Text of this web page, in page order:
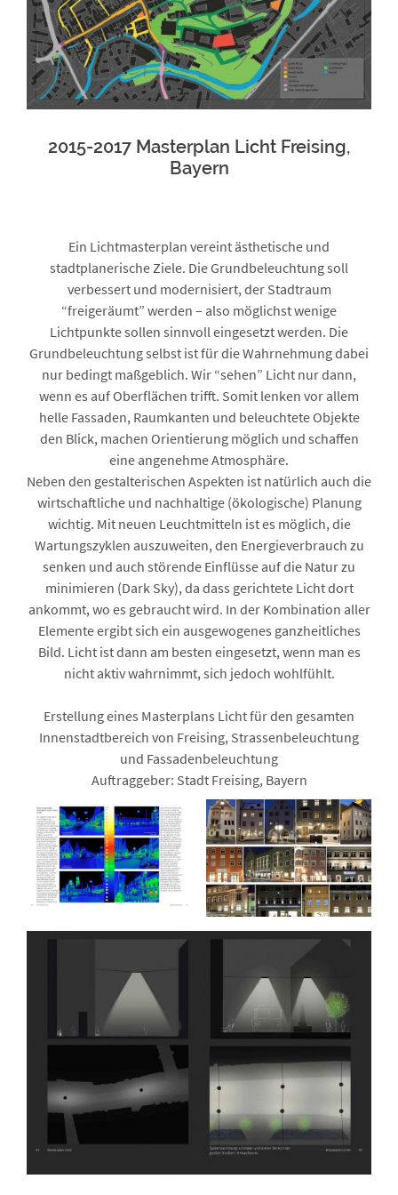
2015-2017 Masterplan Licht Freising,
Bayern
Ein Lichtmasterplan vereint ästhetische und
stadtplanerische Ziele. Die Grundbeleuchtung soll
verbessert und modernisiert, der Stadtraum
“freigeräumt” werden – also möglichst wenige
Lichtpunkte sollen sinnvoll eingesetzt werden. Die
Grundbeleuchtung selbst ist für die Wahrnehmung dabei
nur bedingt maßgeblich. Wir “sehen” Licht nur dann,
wenn es auf Oberflächen trifft. Somit lenken vor allem
helle Fassaden, Raumkanten und beleuchtete Objekte
den Blick, machen Orientierung möglich und schaffen
eine angenehme Atmosphäre.
Neben den gestalterischen Aspekten ist natürlich auch die
wirtschaftliche und nachhaltige (ökologische) Planung
wichtig. Mit neuen Leuchtmitteln ist es möglich, die
Wartungszyklen auszuweiten, den Energieverbrauch zu
senken und auch störende Einflüsse auf die Natur zu
minimieren (Dark Sky), da dass gerichtete Licht dort
ankommt, wo es gebraucht wird. In der Kombination aller
Elemente ergibt sich ein ausgewogenes ganzheitliches
Bild. Licht ist dann am besten eingesetzt, wenn man es
nicht aktiv wahrnimmt, sich jedoch wohlfühlt.
Erstellung eines Masterplans Licht für den gesamten
Innenstadtbereich von Freising, Strassenbeleuchtung
und Fassadenbeleuchtung
Auftraggeber: Stadt Freising, Bayern